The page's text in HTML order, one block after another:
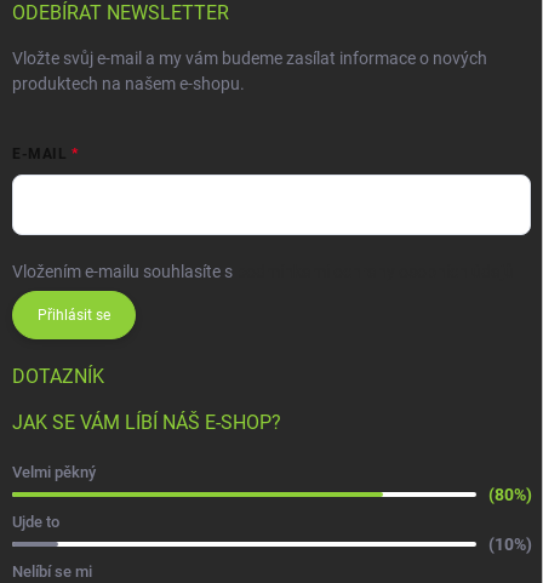
ODEBÍRAT NEWSLETTER
Vložte svůj e-mail a my vám budeme zasílat informace o nových
produktech na našem e-shopu.
E-MAIL
Vložením e-mailu souhlasíte s
Přihlásit se
DOTAZNÍK
JAK SE VÁM LÍBÍ NÁŠ E-SHOP?
Velmi pěkný
(80%)
Ujde to
(10%)
Nelíbí se mi